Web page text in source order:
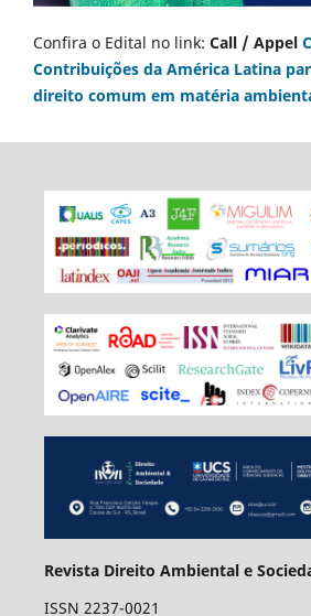
Confira o Edital no link: Call / Appel
Contribuições da América Latina
direito comum em matéria
Revista Direito Ambiental e
ISSN 2237-0021